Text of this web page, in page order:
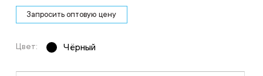
Запросить оптовую цену
Цвет: Чёрный